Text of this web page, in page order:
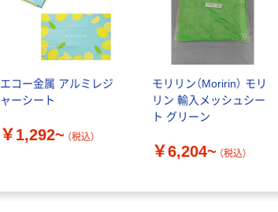
エコー金属 アルミレジ
ャーシート
￥1,292~ （税込）
モリリン（Moririn） モリ
リン 輸入メッシュシー
ト グリーン
￥6,204~ （税込）